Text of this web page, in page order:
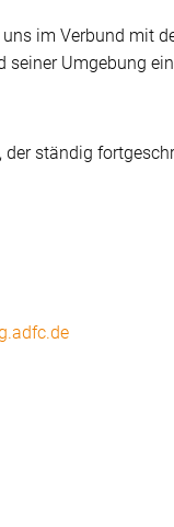
im Verbund mit
seiner Umgebung
ständig